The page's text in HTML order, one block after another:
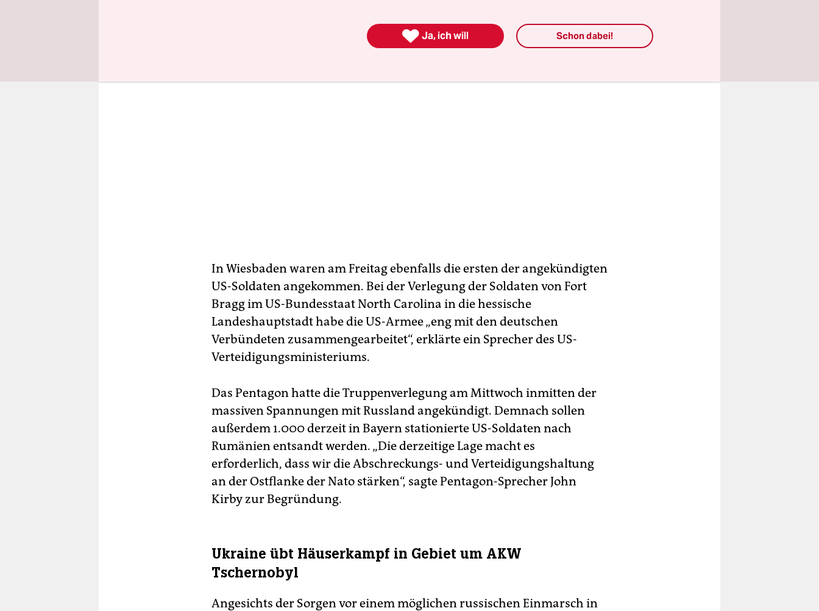
In Wiesbaden waren am Freitag ebenfalls die ersten der angekündigten
US-Soldaten angekommen. Bei der Verlegung der Soldaten von Fort
Bragg im US-Bundesstaat North Carolina in die hessische
Landeshauptstadt habe die US-Armee „eng mit den deutschen
Verbündeten zusammengearbeitet“, erklärte ein Sprecher des US-
Verteidigungsministeriums.
Das Pentagon hatte die Truppenverlegung am Mittwoch inmitten der
massiven Spannungen mit Russland angekündigt. Demnach sollen
außerdem 1.000 derzeit in Bayern stationierte US-Soldaten nach
Rumänien entsandt werden. „Die derzeitige Lage macht es
erforderlich, dass wir die Abschreckungs- und Verteidigungshaltung
an der Ostflanke der Nato stärken“, sagte Pentagon-Sprecher John
Kirby zur Begründung.
Ukraine übt Häuserkampf in Gebiet um AKW
Tschernobyl
Angesichts der Sorgen vor einem möglichen russischen Einmarsch in
 Ja, ich will Schon dabei!